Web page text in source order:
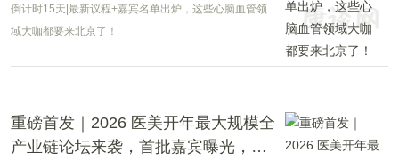
京了！
倒计时15天|最新议程+嘉宾名单出炉，这些心脑血管领
域大咖都要来北京了！
重磅首发｜2026 医美开年最大规模全
产业链论坛来袭，首批嘉宾曝光，前